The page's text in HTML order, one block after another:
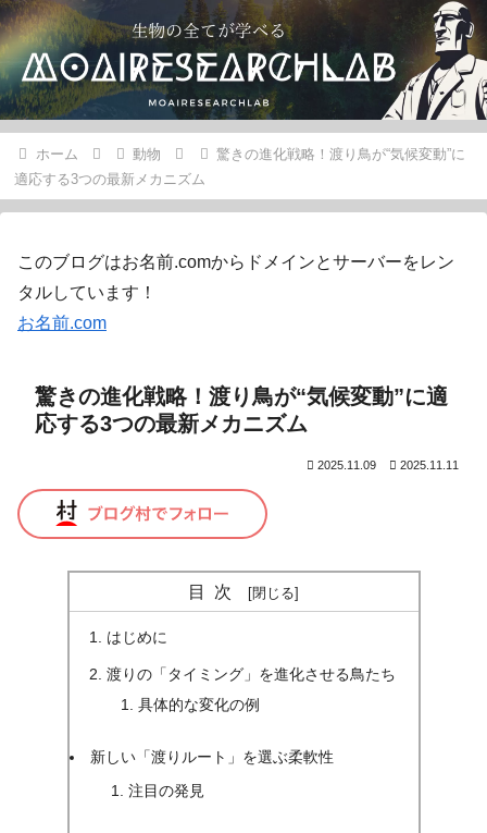
ホーム 動物
驚きの進化戦略！渡り鳥が“気候変動”に
適応する3つの最新メカニズム
このブログはお名前.comからドメインとサーバーをレン
タルしています！
お名前.com
驚きの進化戦略！渡り鳥が“気候変動”に適
応する3つの最新メカニズム
2025.11.09 2025.11.11
目次
はじめに
渡りの「タイミング」を進化させる鳥たち
具体的な変化の例
新しい「渡りルート」を選ぶ柔軟性
注目の発見